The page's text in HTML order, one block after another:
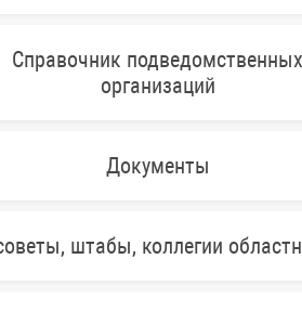
Справочник подведомственных
организаций
Документы
штабы, коллегии